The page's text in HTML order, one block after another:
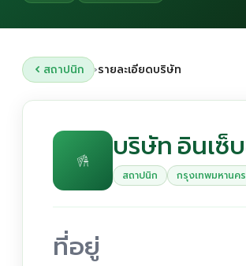
สถาปนิก ›รายละเอียดบริษัท
บริษัท อินเซ็
สถาปนิก กรุงเทพมหานคร
ที่อยู่